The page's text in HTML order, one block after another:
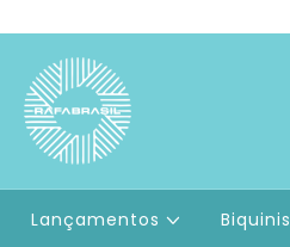
Lançamentos Biquinis